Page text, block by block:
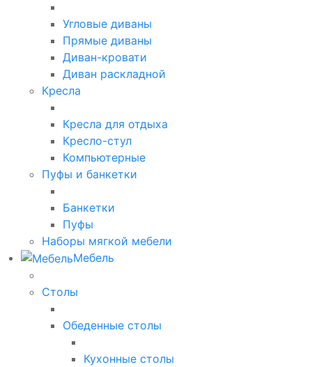
Угловые диваны
Прямые диваны
Диван-кровати
Диван раскладной
Кресла
Кресла для отдыха
Кресло-стул
Компьютерные
Пуфы и банкетки
Банкетки
Пуфы
Наборы мягкой мебели
Мебель
Столы
Обеденные столы
Кухонные столы